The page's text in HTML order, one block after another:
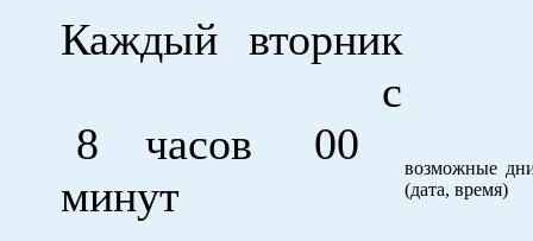
Каждый вторник
с
8 часов 00
минут
возможные
(дата, время)